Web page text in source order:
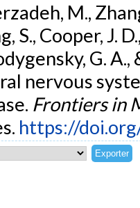
M.,
S., Cooper, J.
G.
nervous
Frontiers in
https://